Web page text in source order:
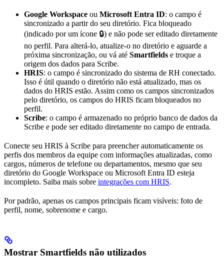
Google Workspace ou Microsoft Entra ID: o campo é
sincronizado a partir do seu diretório. Fica bloqueado
(indicado por um ícone 🔒) e não pode ser editado diretamente
no perfil. Para alterá-lo, atualize-o no diretório e aguarde a
próxima sincronização, ou vá até Smartfields e troque a
origem dos dados para Scribe.
HRIS: o campo é sincronizado do sistema de RH conectado.
Isso é útil quando o diretório não está atualizado, mas os
dados do HRIS estão. Assim como os campos sincronizados
pelo diretório, os campos do HRIS ficam bloqueados no
perfil.
Scribe: o campo é armazenado no próprio banco de dados da
Scribe e pode ser editado diretamente no campo de entrada.
Conecte seu HRIS à Scribe para preencher automaticamente os
perfis dos membros da equipe com informações atualizadas, como
cargos, números de telefone ou departamentos, mesmo que seu
diretório do Google Workspace ou Microsoft Entra ID esteja
incompleto. Saiba mais sobre integrações com HRIS.
Por padrão, apenas os campos principais ficam visíveis: foto de
perfil, nome, sobrenome e cargo.
Mostrar Smartfields não utilizados